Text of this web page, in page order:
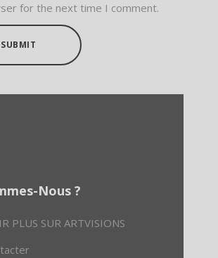
for the next time I comment.
SUBMIT
Nous ?
PLUS SUR ARTVISIONS